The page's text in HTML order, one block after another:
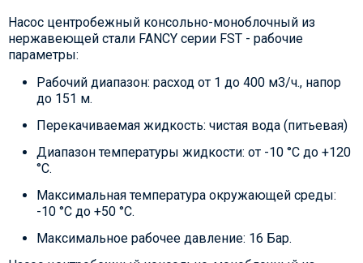
Насос центробежный консольно-моноблочный из
нержавеющей стали FANCY серии FST - рабочие
параметры:
Рабочий диапазон: расход от 1 до 400 м3/ч., напор
до 151 м.
Перекачиваемая жидкость: чистая вода (питьевая)
Диапазон температуры жидкости: от -10 °C до +120
°C.
Максимальная температура окружающей среды:
-10 °C до +50 °C.
Максимальное рабочее давление: 16 Бар.